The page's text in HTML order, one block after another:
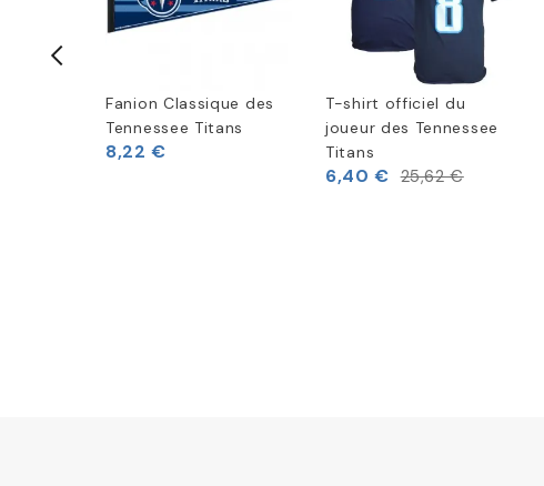
Fanion Classique des
Tennessee Titans
8,22 €
T-shirt officiel du
joueur des Tennessee
Titans
6,40 € 25,62 €